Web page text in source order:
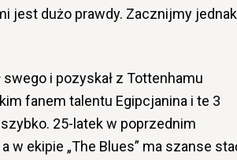
jest dużo prawdy. Zacznijmy jednak
i pozyskał z Tottenhamu
fanem talentu Egipcjanina i te 3
25-latek w poprzednim
w ekipie „The Blues” ma szanse